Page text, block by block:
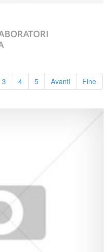
3 4 5 Avanti Fine